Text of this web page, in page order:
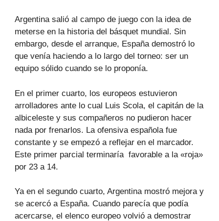
Argentina salió al campo de juego con la idea de
meterse en la historia del básquet mundial. Sin
embargo, desde el arranque, España demostró lo
que venía haciendo a lo largo del torneo: ser un
equipo sólido cuando se lo proponía.
En el primer cuarto, los europeos estuvieron
arrolladores ante lo cual Luis Scola, el capitán de la
albiceleste y sus compañeros no pudieron hacer
nada por frenarlos. La ofensiva española fue
constante y se empezó a reflejar en el marcador.
Este primer parcial terminaría favorable a la «roja»
por 23 a 14.
Ya en el segundo cuarto, Argentina mostró mejora y
se acercó a España. Cuando parecía que podía
acercarse, el elenco europeo volvió a demostrar